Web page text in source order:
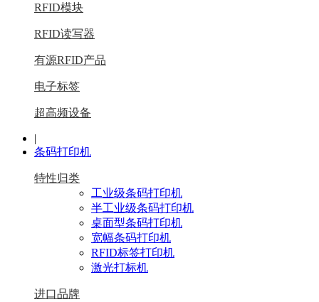
RFID模块
RFID读写器
有源RFID产品
电子标签
超高频设备
|
条码打印机
特性归类
工业级条码打印机
半工业级条码打印机
桌面型条码打印机
宽幅条码打印机
RFID标签打印机
激光打标机
进口品牌